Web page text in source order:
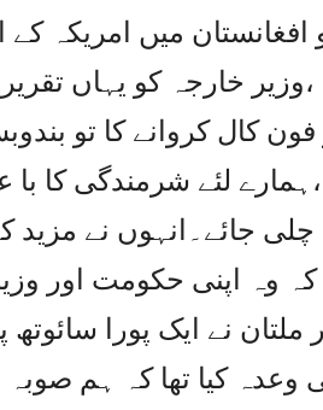
میں امریکہ کے
خارجہ کو یہاں
کال کروانے کا تو
لئے شرمندگی کا
جائے۔انہوں نے مزید
کہ وہ اپنی حکومت اور
نے ایک پورا سائوتھ
کیا تھا کہ ہم صوبہ